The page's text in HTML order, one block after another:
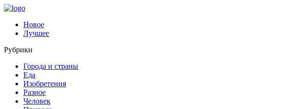
Новое
Лучшее
Рубрики
Города и страны
Еда
Изобретения
Разное
Человек